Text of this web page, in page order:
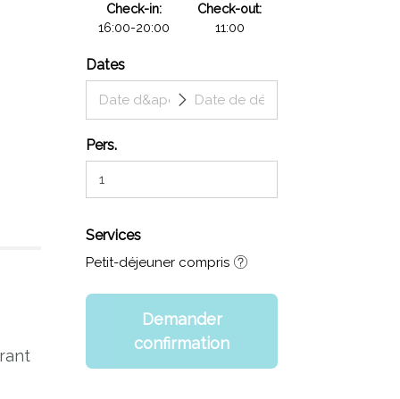
Check-in
16:00-20:00
Check-out
11:00
Dates
Pers.
Services
Petit-déjeuner compris
Demander
confirmation